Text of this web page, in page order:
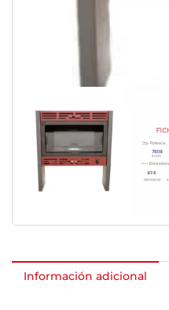
Información adicional